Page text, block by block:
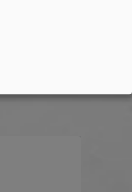
sich
Ihnen und